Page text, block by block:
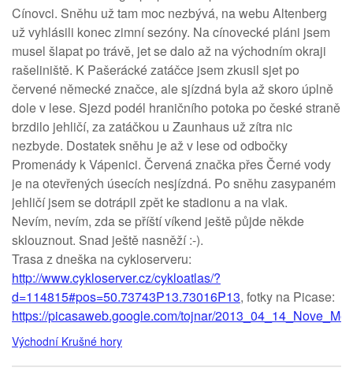
Cínovci. Sněhu už tam moc nezbývá, na webu Altenberg
už vyhlásili konec zimní sezóny. Na cínovecké pláni jsem
musel šlapat po trávě, jet se dalo až na východním okraji
rašeliniště. K Pašerácké zatáčce jsem zkusil sjet po
červené německé značce, ale sjízdná byla až skoro úplně
dole v lese. Sjezd podél hraničního potoka po české straně
brzdilo jehličí, za zatáčkou u Zaunhaus už zítra nic
nezbyde. Dostatek sněhu je až v lese od odbočky
Promenády k Vápenici. Červená značka přes Černé vody
je na otevřených úsecích nesjízdná. Po sněhu zasypaném
jehličí jsem se dotrápil zpět ke stadionu a na vlak.
Nevím, nevím, zda se příští víkend ještě půjde někde
sklouznout. Snad ještě nasněží :-).
Trasa z dneška na cykloserveru:
http://www.cykloserver.cz/cykloatlas/?
d=114815#pos=50.73743P13.73016P13, fotky na Picase:
https://picasaweb.google.com/tojnar/
Východní Krušné hory